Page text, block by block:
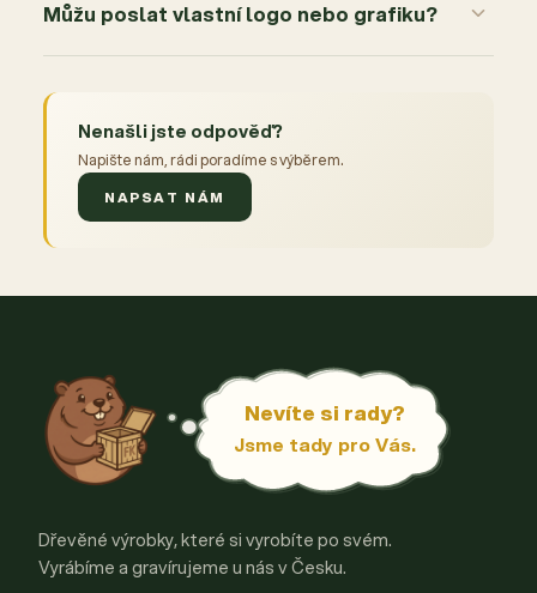
Můžu poslat vlastní logo nebo grafiku?
Nenašli jste odpověď?
Napište nám, rádi poradíme s výběrem.
NAPSAT NÁM
Nevíte si rady?
Jsme tady pro Vás.
Dřevěné výrobky, které si vyrobíte po svém.
Vyrábíme a gravírujeme u nás v Česku.